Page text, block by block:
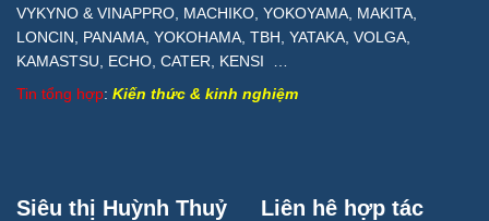
VYKYNO & VINAPPRO, MACHIKO, YOKOYAMA, MAKITA,
LONCIN, PANAMA, YOKOHAMA, TBH, YATAKA, VOLGA,
KAMASTSU, ECHO, CATER, KENSI …
Tin tổng hợp: Kiến thức & kinh nghiệm
Siêu thị Huỳnh Thuỷ
Liên hê hợp tác